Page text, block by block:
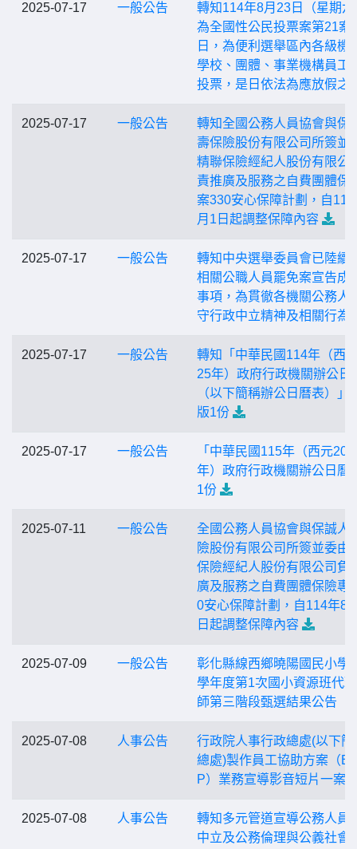
2025-07-17 一般公告
轉知114年8月23日（星期六
為全國性公民投票案第21案
日，為便利選舉區內各級機
學校、團體、事業機構員工
投票，是日依法為應放假之
2025-07-17 一般公告
轉知全國公務人員協會與保
壽保險股份有限公司所簽並
精聯保險經紀人股份有限公
責推廣及服務之自費團體保
案330安心保障計劃，自
月1日起調整保障內容
2025-07-17 一般公告
轉知中央選舉委員會已陸續
相關公職人員罷免案宣告成
事項，為貫徹各機關公務人
守行政中立精神及相關行為
2025-07-17 一般公告
轉知「中華民國114年（西
25年）政府行政機關辦公日
（以下簡稱辦公日曆表）」
版1份
2025-07-17 一般公告
「中華民國115年（西元
年）政府行政機關辦公日曆
1份
2025-07-11 一般公告
全國公務人員協會與保誠人
險股份有限公司所簽並委由
保險經紀人股份有限公司負
廣及服務之自費團體保險專
0安心保障計劃，自114年8
日起調整保障內容
2025-07-09 一般公告
彰化縣線西鄉曉陽國民小學
學年度第1次國小資源班代
師第三階段甄選結果公告
2025-07-08 人事公告
行政院人事行政總處(以下簡
總處)製作員工協助方案（
P）業務宣導影音短片一案
2025-07-08 人事公告
轉知多元管道宣導公務人員
中立及公務倫理與公義社會